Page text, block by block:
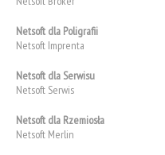
Netsoft dla Poligrafii
Netsoft Imprenta
Netsoft dla Serwisu
Netsoft Serwis
Netsoft dla Rzemiosła
Netsoft Merlin